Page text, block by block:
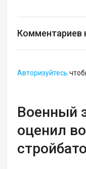
Комментариев
Авторизуйтесь
Военный
оценил